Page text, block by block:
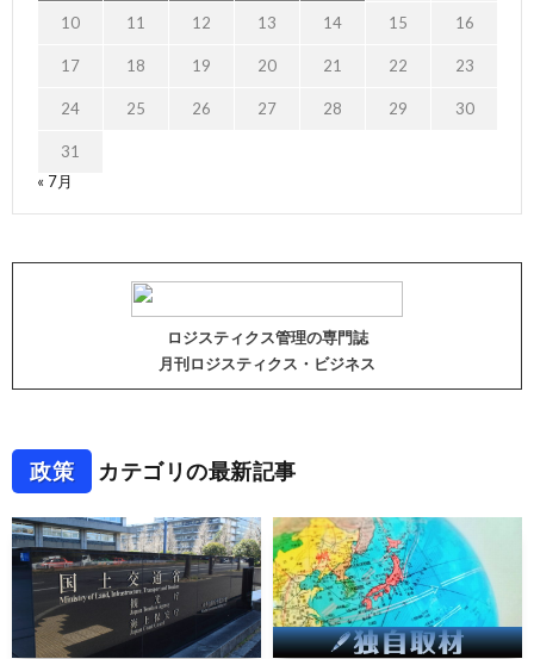
10 11 12 13 14 15 16
17 18 19 20 21 22 23
24 25 26 27 28 29 30
31
« 7月
ロジスティクス管理の専門誌
月刊ロジスティクス・ビジネス
政策 カテゴリの最新記事